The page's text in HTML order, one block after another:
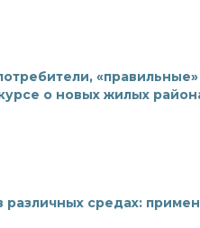
о новых жилых
различных средах: